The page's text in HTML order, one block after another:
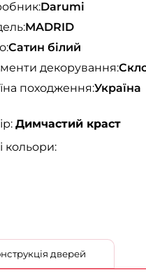
Darumi
MADRID
Сатин білий
декорування:
походження:Україна
Димчастий краст
кольори:
дверей